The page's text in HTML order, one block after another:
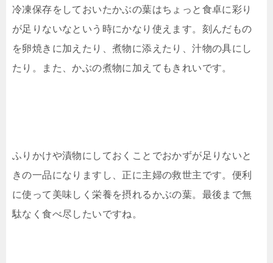
冷凍保存をしておいたかぶの葉はちょっと食卓に彩り
が足りないなという時にかなり使えます。刻んだもの
を卵焼きに加えたり、煮物に添えたり、汁物の具にし
たり。また、かぶの煮物に加えてもきれいです。
ふりかけや漬物にしておくことでおかずが足りないと
きの一品になりますし、正に主婦の救世主です。便利
に使って美味しく栄養を摂れるかぶの葉。最後まで無
駄なく食べ尽したいですね。